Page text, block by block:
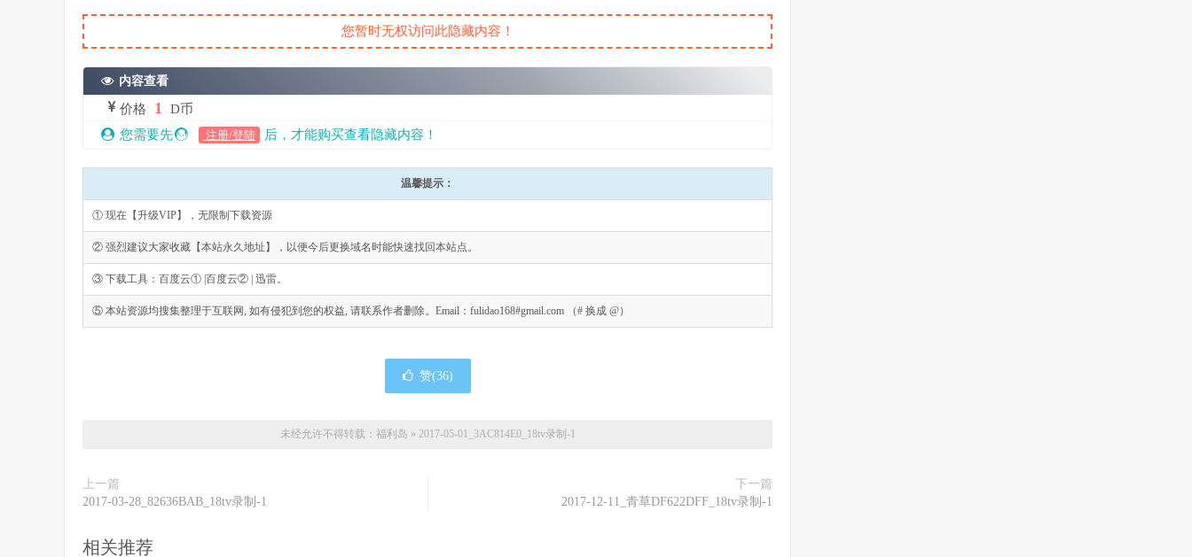
您暂时无权访问此隐藏内容！
内容查看
价格 1
D币
您需要先
注册/登陆 后，才能购买查看隐藏内容！
温馨提示：
① 现在【升级VIP】，无限制下载资源
② 强烈建议大家收藏【本站永久地址】，以便今后更换域名时能快速找回本站点。
③ 下载工具：百度云① |百度云② | 迅雷。
⑤ 本站资源均搜集整理于互联网, 如有侵犯到您的权益, 请联系作者删除。Email：fulidao168#gmail.com （# 换成 @）
赞(36)
未经允许不得转载： 福利岛 » 2017-05-01_3AC814E0_18tv录制-1
上一篇
2017-03-28_82636BAB_18tv录制-1
下一篇
2017-12-11_青草DF622DFF_18tv录制-1
相关推荐